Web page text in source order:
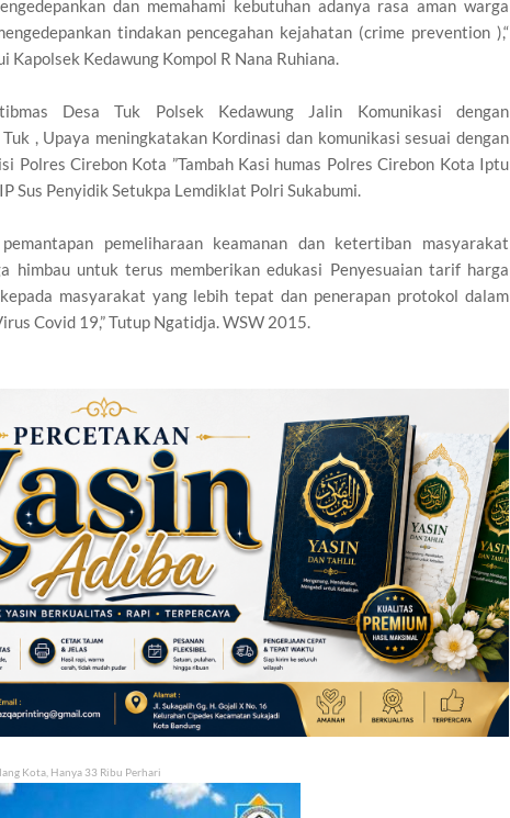
dan memahami kebutuhan adanya rasa aman warga
tindakan pencegahan kejahatan (crime prevention ),“
Kapolsek Kedawung Kompol R Nana Ruhiana.
Desa Tuk Polsek Kedawung Jalin Komunikasi dengan
, Upaya meningkatakan Kordinasi dan komunikasi sesuai dengan
Polres Cirebon Kota ”Tambah Kasi humas Polres Cirebon Kota Iptu
Sus Penyidik Setukpa Lemdiklat Polri Sukabumi.
pemeliharaan keamanan dan ketertiban masyarakat
himbau untuk terus memberikan edukasi Penyesuaian tarif harga
masyarakat yang lebih tepat dan penerapan protokol dalam
Covid 19,” Tutup Ngatidja. WSW 2015.
Kota, Hanya 33 Ribu Perhari